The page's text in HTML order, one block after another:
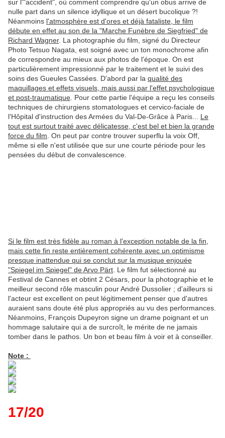
sur l'"accident", où comment comprendre qu'un obus arrive de
nulle part dans un silence idyllique et un désert bucolique ?!
Néanmoins l'atmosphère est d'ores et déjà fataliste, le film
débute en effet au son de la "Marche Funèbre de Siegfried" de
Richard Wagner. La photographie du film, signé du Directeur
Photo Tetsuo Nagata, est soigné avec un ton monochrome afin
de correspondre au mieux aux photos de l'époque. On est
particulièrement impressionné par le traitement et le suivi des
soins des Gueules Cassées. D'abord par la qualité des
maquillages et effets visuels, mais aussi par l'effet psychologique
et post-traumatique . Pour cette partie l'équipe a reçu les conseils
techniques de chirurgiens stomatologues et cervico-faciale de
l'Hôpital d'instruction des Armées du Val-De-Grâce à Paris... Le
tout est surtout traité avec délicatesse, c'est bel et bien la grande
force du film . On peut par contre trouver superflu la voix Off,
même si elle n'est utilisée que sur une courte période pour les
pensées du début de convalescence.
Si le film est très fidèle au roman à l'exception notable de la fin,
mais cette fin reste entièrement cohérente avec un optimisme
presque inattendue qui se conclut sur la musique enjouée
"Spiegel im Spiegel" de Arvo Pärt . Le film fut sélectionné au
Festival de Cannes et obtint 2 Césars, pour la photographie et le
meilleur second rôle masculin pour André Dussolier ; d'ailleurs si
l'acteur est excellent on peut légitimement penser que d'autres
auraient sans doute été plus appropriés au vu des performances.
Néanmoins, François Dupeyron signe un drame poignant et un
hommage salutaire qui a de surcroît, le mérite de ne jamais
tomber dans le pathos. Un bon et beau film à voir et à conseiller.
Note :
17/20